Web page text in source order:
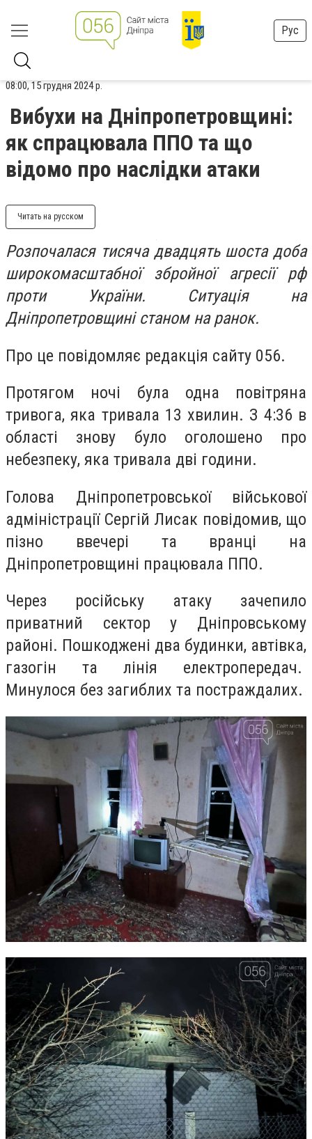
Рус
08:00, 15 грудня 2024 р.
Вибухи на Дніпропетровщині:
як спрацювала ППО та що
відомо про наслідки атаки
Читать на русском
Розпочалася тисяча двадцять шоста доба
широкомасштабної збройної агресії рф
проти України. Ситуація на
Дніпропетровщині станом на ранок.
Про це повідомляє редакція сайту 056.
Протягом ночі була одна повітряна
тривога, яка тривала 13 хвилин. З 4:36 в
області знову було оголошено про
небезпеку, яка тривала дві години.
Голова Дніпропетровської військової
адміністрації Сергій Лисак повідомив, що
пізно ввечері та вранці на
Дніпропетровщині працювала ППО.
Через російську атаку зачепило
приватний сектор у Дніпровському
районі. Пошкоджені два будинки, автівка,
газогін та лінія електропередач.
Минулося без загиблих та постраждалих.